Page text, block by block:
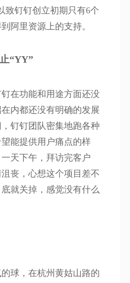
致钉钉创立初期只有6个
阿里资源上的支持。
“YY”
在功能和用途方面还没
内都还没有明确的发展
钉钉团队密集地跑各种
能提供用户痛点的样
天下午，拜访完客户
丧，心想这个项目差不
就关掉，感觉没有什么
球，在杭州黄姑山路的